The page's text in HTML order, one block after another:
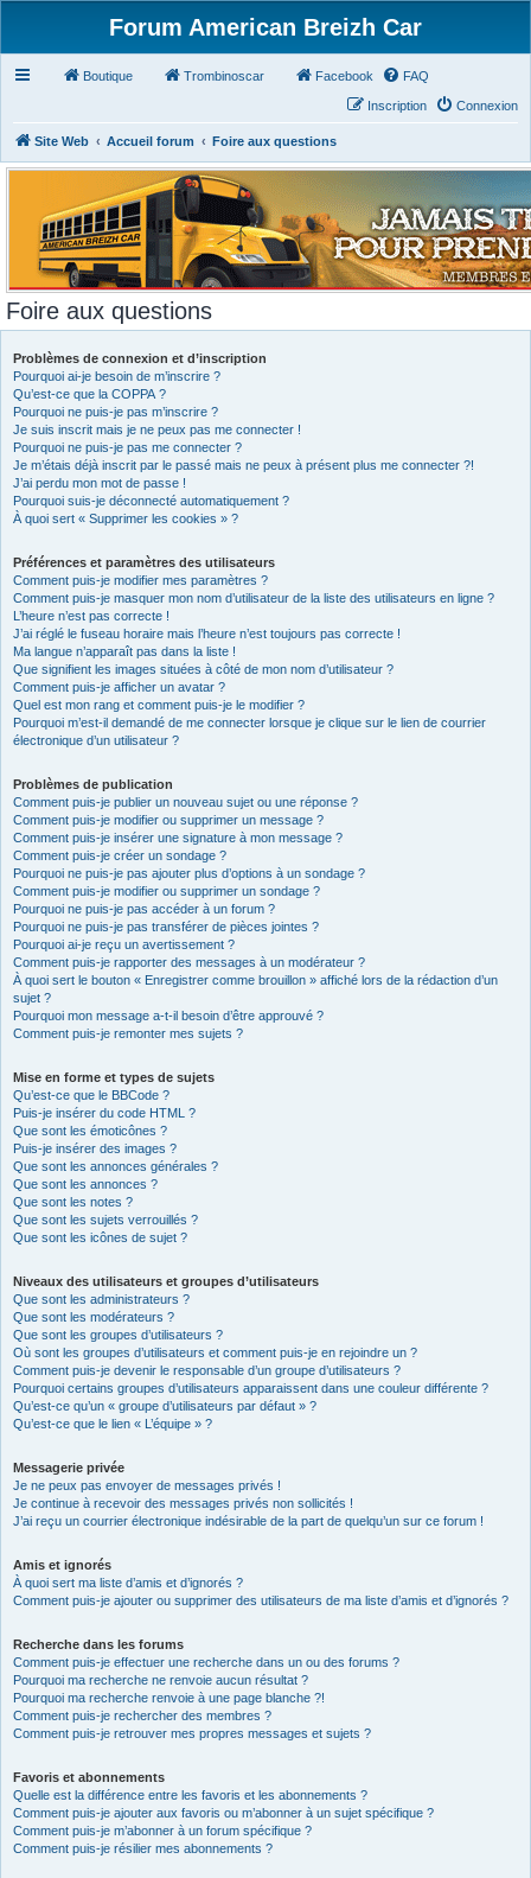
Forum American Breizh Car
Boutique Trombinoscar Facebook FAQ
Connexion
Inscription
Site Web Accueil forum Foire aux questions
Foire aux questions
Problèmes de connexion et d’inscription
Pourquoi ai-je besoin de m’inscrire ?
Qu’est-ce que la COPPA ?
Pourquoi ne puis-je pas m’inscrire ?
Je suis inscrit mais je ne peux pas me connecter !
Pourquoi ne puis-je pas me connecter ?
Je m’étais déjà inscrit par le passé mais ne peux à présent plus me connecter ?!
J’ai perdu mon mot de passe !
Pourquoi suis-je déconnecté automatiquement ?
À quoi sert « Supprimer les cookies » ?
Préférences et paramètres des utilisateurs
Comment puis-je modifier mes paramètres ?
Comment puis-je masquer mon nom d’utilisateur de la liste des utilisateurs en ligne ?
L’heure n’est pas correcte !
J’ai réglé le fuseau horaire mais l’heure n’est toujours pas correcte !
Ma langue n’apparaît pas dans la liste !
Que signifient les images situées à côté de mon nom d’utilisateur ?
Comment puis-je afficher un avatar ?
Quel est mon rang et comment puis-je le modifier ?
Pourquoi m’est-il demandé de me connecter lorsque je clique sur le lien de courrier
électronique d’un utilisateur ?
Problèmes de publication
Comment puis-je publier un nouveau sujet ou une réponse ?
Comment puis-je modifier ou supprimer un message ?
Comment puis-je insérer une signature à mon message ?
Comment puis-je créer un sondage ?
Pourquoi ne puis-je pas ajouter plus d’options à un sondage ?
Comment puis-je modifier ou supprimer un sondage ?
Pourquoi ne puis-je pas accéder à un forum ?
Pourquoi ne puis-je pas transférer de pièces jointes ?
Pourquoi ai-je reçu un avertissement ?
Comment puis-je rapporter des messages à un modérateur ?
À quoi sert le bouton « Enregistrer comme brouillon » affiché lors de la rédaction d’un
sujet ?
Pourquoi mon message a-t-il besoin d’être approuvé ?
Comment puis-je remonter mes sujets ?
Mise en forme et types de sujets
Qu’est-ce que le BBCode ?
Puis-je insérer du code HTML ?
Que sont les émoticônes ?
Puis-je insérer des images ?
Que sont les annonces générales ?
Que sont les annonces ?
Que sont les notes ?
Que sont les sujets verrouillés ?
Que sont les icônes de sujet ?
Niveaux des utilisateurs et groupes d’utilisateurs
Que sont les administrateurs ?
Que sont les modérateurs ?
Que sont les groupes d’utilisateurs ?
Où sont les groupes d’utilisateurs et comment puis-je en rejoindre un ?
Comment puis-je devenir le responsable d’un groupe d’utilisateurs ?
Pourquoi certains groupes d’utilisateurs apparaissent dans une couleur différente ?
Qu’est-ce qu’un « groupe d’utilisateurs par défaut » ?
Qu’est-ce que le lien « L’équipe » ?
Messagerie privée
Je ne peux pas envoyer de messages privés !
Je continue à recevoir des messages privés non sollicités !
J’ai reçu un courrier électronique indésirable de la part de quelqu’un sur ce forum !
Amis et ignorés
À quoi sert ma liste d’amis et d’ignorés ?
Comment puis-je ajouter ou supprimer des utilisateurs de ma liste d’amis et d’ignorés ?
Recherche dans les forums
Comment puis-je effectuer une recherche dans un ou des forums ?
Pourquoi ma recherche ne renvoie aucun résultat ?
Pourquoi ma recherche renvoie à une page blanche ?!
Comment puis-je rechercher des membres ?
Comment puis-je retrouver mes propres messages et sujets ?
Favoris et abonnements
Quelle est la différence entre les favoris et les abonnements ?
Comment puis-je ajouter aux favoris ou m’abonner à un sujet spécifique ?
Comment puis-je m’abonner à un forum spécifique ?
Comment puis-je résilier mes abonnements ?